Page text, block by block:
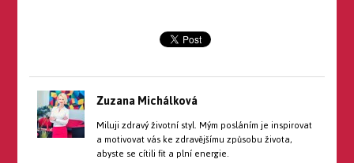
Zuzana Michálková
Miluji zdravý životní styl. Mým posláním je inspirovat
a motivovat vás ke zdravějšímu způsobu života,
abyste se cítili fit a plní energie.